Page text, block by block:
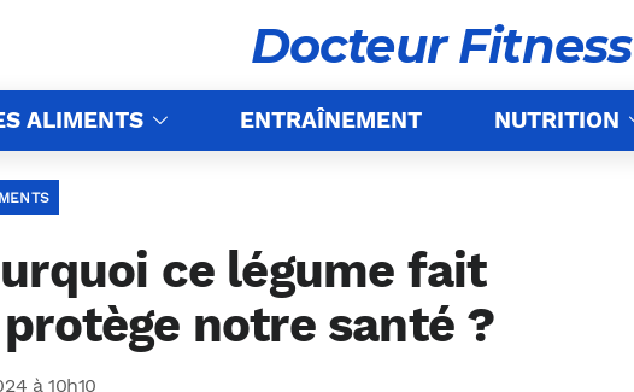
Docteur Fitness
ALIMENTS ENTRAÎNEMENT NUTRITION
ce légume fait
notre santé ?
à 10h10